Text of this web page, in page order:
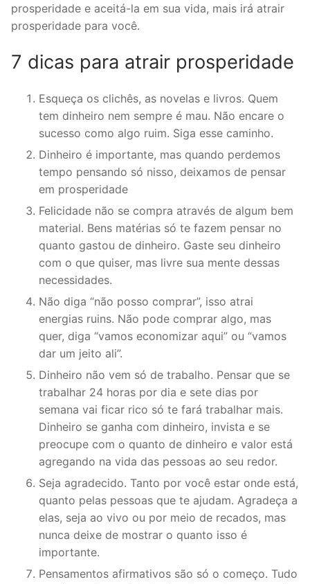
prosperidade e aceitá-la em sua vida, mais irá atrair
prosperidade para você.
7 dicas para atrair prosperidade
Esqueça os clichês, as novelas e livros. Quem
tem dinheiro nem sempre é mau. Não encare o
sucesso como algo ruim. Siga esse caminho.
Dinheiro é importante, mas quando perdemos
tempo pensando só nisso, deixamos de pensar
em prosperidade
Felicidade não se compra através de algum bem
material. Bens matérias só te fazem pensar no
quanto gastou de dinheiro. Gaste seu dinheiro
com o que quiser, mas livre sua mente dessas
necessidades.
Não diga “não posso comprar”, isso atrai
energias ruins. Não pode comprar algo, mas
quer, diga “vamos economizar aqui” ou “vamos
dar um jeito ali”.
Dinheiro não vem só de trabalho. Pensar que se
trabalhar 24 horas por dia e sete dias por
semana vai ficar rico só te fará trabalhar mais.
Dinheiro se ganha com dinheiro, invista e se
preocupe com o quanto de dinheiro e valor está
agregando na vida das pessoas ao seu redor.
Seja agradecido. Tanto por você estar onde está,
quanto pelas pessoas que te ajudam. Agradeça a
elas, seja ao vivo ou por meio de recados, mas
nunca deixe de mostrar o quanto isso é
importante.
Pensamentos afirmativos são só o começo. Tudo